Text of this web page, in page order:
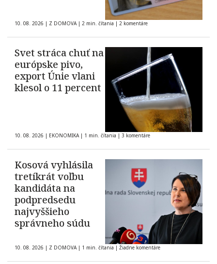
10. 08. 2026 | Z DOMOVA | 2 min. čítania | 2 komentáre
Svet stráca chuť na
európske pivo,
export Únie vlani
klesol o 11 percent
10. 08. 2026 | EKONOMIKA | 1 min. čítania | 3 komentáre
Kosová vyhlásila
tretíkrát voľbu
kandidáta na
podpredsedu
najvyššieho
správneho súdu
10. 08. 2026 | Z DOMOVA | 1 min. čítania | Žiadne komentáre